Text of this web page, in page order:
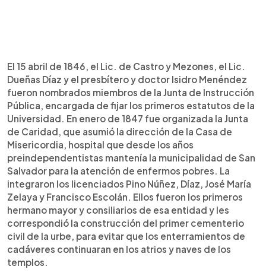
El 15 abril de 1846, el Lic. de Castro y Mezones, el Lic.
Dueñas Díaz y el presbítero y doctor Isidro Menéndez
fueron nombrados miembros de la Junta de Instrucción
Pública, encargada de fijar los primeros estatutos de la
Universidad. En enero de 1847 fue organizada la Junta
de Caridad, que asumió la dirección de la Casa de
Misericordia, hospital que desde los años
preindependentistas mantenía la municipalidad de San
Salvador para la atención de enfermos pobres. La
integraron los licenciados Pino Núñez, Díaz, José María
Zelaya y Francisco Escolán. Ellos fueron los primeros
hermano mayor y consiliarios de esa entidad y les
correspondió la construcción del primer cementerio
civil de la urbe, para evitar que los enterramientos de
cadáveres continuaran en los atrios y naves de los
templos.